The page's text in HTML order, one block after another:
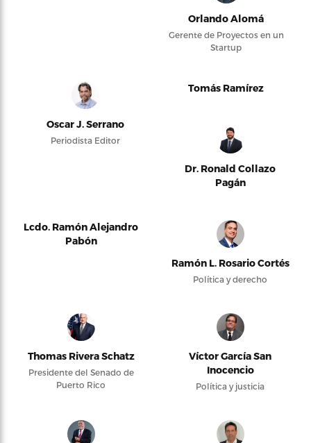
Orlando Alomá
Gerente de Proyectos en un
Startup
Oscar J. Serrano
Periodista Editor
Tomás Ramírez
Dr. Ronald Collazo
Pagán
Lcdo. Ramón Alejandro
Pabón
Ramón L. Rosario Cortés
Política y derecho
Thomas Rivera Schatz
Presidente del Senado de
Puerto Rico
Víctor García San
Inocencio
Política y justicia